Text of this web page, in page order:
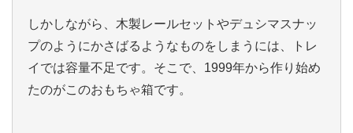
しかしながら、木製レールセットやデュシマスナッ
プのようにかさばるようなものをしまうには、トレ
イでは容量不足です。そこで、1999年から作り始め
たのがこのおもちゃ箱です。